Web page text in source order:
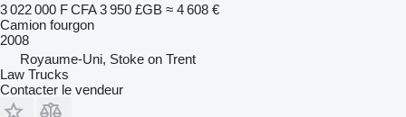
3 022 000 F CFA 3 950 £GB ≈ 4 608 €
Camion fourgon
2008
Royaume-Uni, Stoke on Trent
Law Trucks
Contacter le vendeur